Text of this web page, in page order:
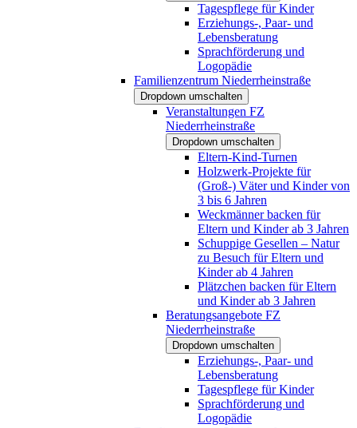
Tagespflege für Kinder
Erziehungs-, Paar- und
Lebensberatung
Sprachförderung und
Logopädie
Familienzentrum Niederrheinstraße
Dropdown umschalten
Veranstaltungen FZ
Niederrheinstraße
Dropdown umschalten
Eltern-Kind-Turnen
Holzwerk-Projekte für
(Groß-) Väter und Kinder von
3 bis 6 Jahren
Weckmänner backen für
Eltern und Kinder ab 3 Jahren
Schuppige Gesellen – Natur
zu Besuch für Eltern und
Kinder ab 4 Jahren
Plätzchen backen für Eltern
und Kinder ab 3 Jahren
Beratungsangebote FZ
Niederrheinstraße
Dropdown umschalten
Erziehungs-, Paar- und
Lebensberatung
Tagespflege für Kinder
Sprachförderung und
Logopädie